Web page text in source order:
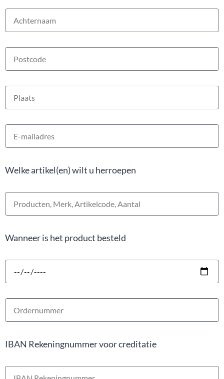
Welke artikel(en) wilt u herroepen
Wanneer is het product besteld
IBAN Rekeningnummer voor creditatie